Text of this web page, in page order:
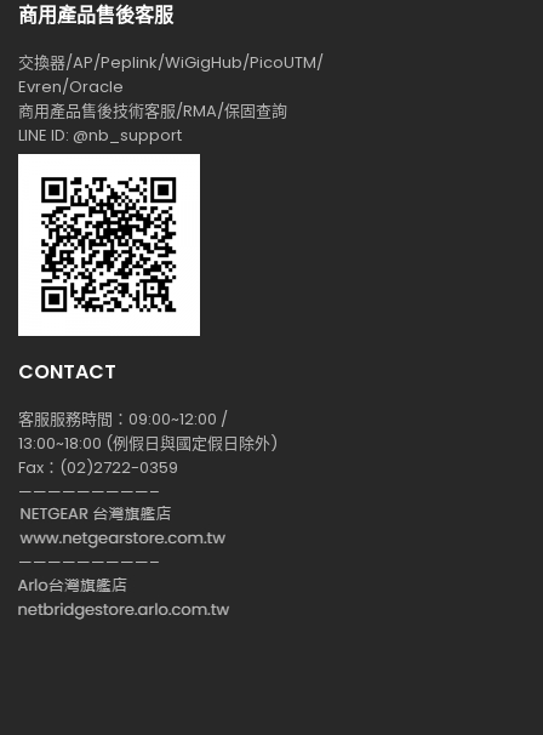
商用產品售後客服
交換器/AP/Peplink/WiGigHub/PicoUTM/
Evren/Oracle
商用產品售後技術客服/RMA/保固查詢
LINE ID: @nb_support
CONTACT
客服服務時間：09:00~12:00 /
13:00~18:00 (例假日與國定假日除外)
Fax：(02)2722-0359
—————————–
—————————–